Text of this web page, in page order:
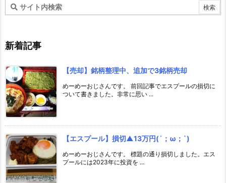
新着記事
【売却】銘柄整理中、追加で3銘柄売却
めーめーおじさんです。 前回記事でエスプールの損切に
ついて書きました。非常に思い ...
【エスプール】損切▲13万円(´；ω；`)
めーめーおじさんです。 標題の通り損切しました。エス
プールには2023年に投資を ...